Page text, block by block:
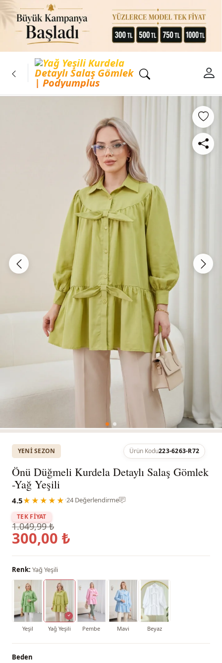
YENI SEZON Ürün Kodu223-6263-R72
Önü Düğmeli Kurdela Detaylı Salaş Gömlek
-Yağ Yeşili
4.5★★★★★ ·24 Değerlendirme
TEK FİYAT
1.049,99 ₺
300,00 ₺
Renk: Yağ Yeşili
Yeşil Yağ Yeşili Pembe Mavi Beyaz
Beden